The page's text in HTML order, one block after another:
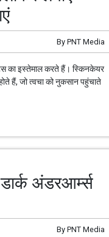
By PNT Media
का इस्तेमाल करते हैं। स्किनकेयर
हैं, जो त्वचा को नुकसान पहुंचाते
अंडरआर्म्स
By PNT Media